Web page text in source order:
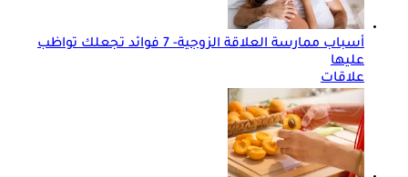
أسباب ممارسة العلاقة الزوجية- 7 فوائد تجعلك تواظب
عليها
علاقات